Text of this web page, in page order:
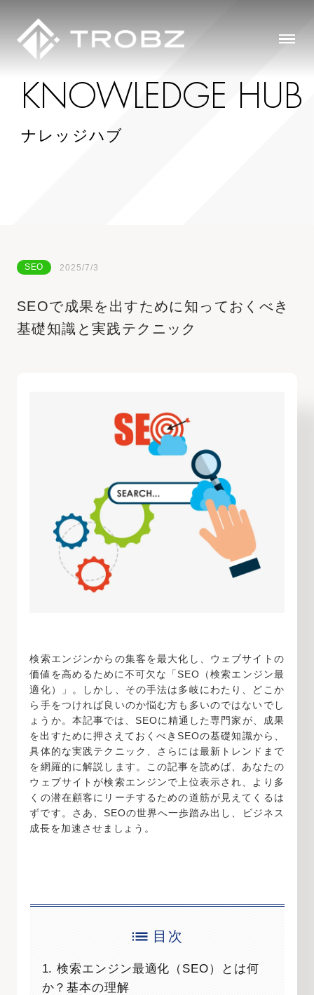
KNOW E DGE H UB
ナレッジハブ
SEO 2025/7/3
SEOで成果を出すために知っておくべき
基礎知識と実践テクニック
検索エンジンからの集客を最大化し、ウェブサイトの
価値を高めるために不可欠な「SEO（検索エンジン最
適化）」。しかし、その手法は多岐にわたり、どこか
ら手をつければ良いのか悩む方も多いのではないでし
ょうか。本記事では、SEOに精通した専門家が、成果
を出すために押さえておくべきSEOの基礎知識から、
具体的な実践テクニック、さらには最新トレンドまで
を網羅的に解説します。この記事を読めば、あなたの
ウェブサイトが検索エンジンで上位表示され、より多
くの潜在顧客にリーチするための道筋が見えてくるは
ずです。さあ、SEOの世界へ一歩踏み出し、ビジネス
成長を加速させましょう。
目次
1. 検索エンジン最適化（SEO）とは何
か？基本の理解